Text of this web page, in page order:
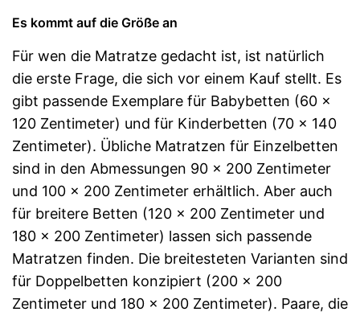
Es kommt auf die Größe an
Für wen die Matratze gedacht ist, ist natürlich
die erste Frage, die sich vor einem Kauf stellt. Es
gibt passende Exemplare für Babybetten (60 x
120 Zentimeter) und für Kinderbetten (70 x 140
Zentimeter). Übliche Matratzen für Einzelbetten
sind in den Abmessungen 90 x 200 Zentimeter
und 100 x 200 Zentimeter erhältlich. Aber auch
für breitere Betten (120 x 200 Zentimeter und
180 x 200 Zentimeter) lassen sich passende
Matratzen finden. Die breitesteten Varianten sind
für Doppelbetten konzipiert (200 x 200
Zentimeter und 180 x 200 Zentimeter). Paare, die